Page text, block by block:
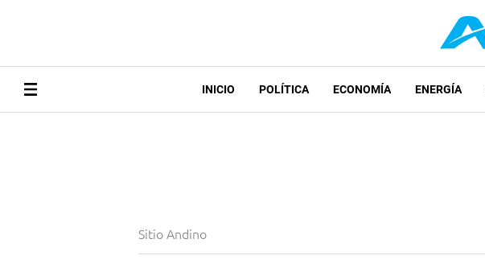
INICIO POLÍTICA ECONOMÍA ENERGÍA
Sitio Andino